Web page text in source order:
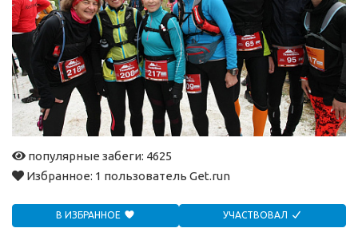
популярные забеги: 4625
Избранное: 1 пользователь Get.run
В ИЗБРАННОЕ УЧАСТВОВАЛ